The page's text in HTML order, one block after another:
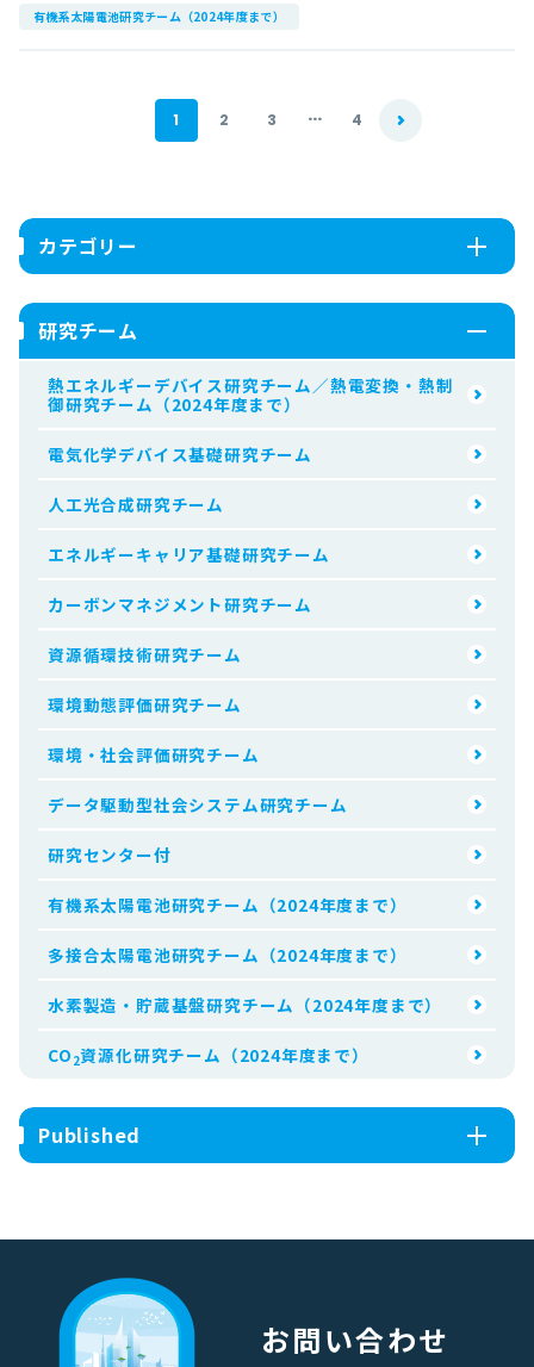
有機系太陽電池研究チーム（2024年度まで）
1 2 3 ... 4
カテゴリー
研究チーム
熱エネルギーデバイス研究チーム／熱電変換・熱制
御研究チーム（2024年度まで）
電気化学デバイス基礎研究チーム
人工光合成研究チーム
エネルギーキャリア基礎研究チーム
カーボンマネジメント研究チーム
資源循環技術研究チーム
環境動態評価研究チーム
環境・社会評価研究チーム
データ駆動型社会システム研究チーム
研究センター付
有機系太陽電池研究チーム（2024年度まで）
多接合太陽電池研究チーム（2024年度まで）
水素製造・貯蔵基盤研究チーム（2024年度まで）
CO 2資源化研究チーム（2024年度まで）
Published
お問い合わせ